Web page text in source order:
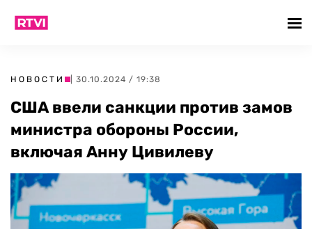
НОВОСТИ | 30.10.2024 / 19:38
США ввели санкции против замов
министра обороны России,
включая Анну Цивилеву